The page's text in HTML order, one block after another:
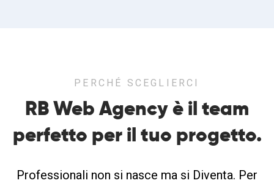
PERCHÉ SCEGLIERCI
RB Web Agency è il team
perfetto per il tuo progetto.
Professionali non si nasce ma si Diventa. Per